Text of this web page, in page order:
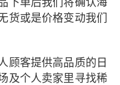
货或是价格变动我们
顾客提供高品质的日
及个人卖家里寻找稀